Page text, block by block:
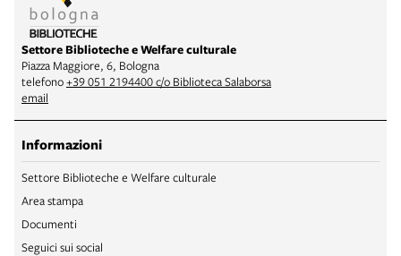
Settore Biblioteche e Welfare culturale
Piazza Maggiore, 6, Bologna
telefono+39 051 2194400 c/o Biblioteca Salaborsa
email
Informazioni
Settore Biblioteche e Welfare culturale
Area stampa
Documenti
Seguici sui social